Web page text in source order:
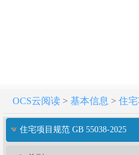
OCS云阅读> 基本信息 > 住宅
住宅项目规范 GB 55038-2025